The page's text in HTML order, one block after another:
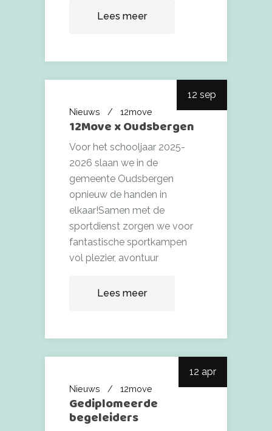
Lees meer
12 sep
Nieuws 12move
12Move x Oudsbergen
Voor het schooljaar 2025-
2026 slaan we in de
gemeente Oudsbergen
opnieuw de handen in
elkaar!Samen met de
sportdienst zorgen we voor
fantastische sportkampen
vol plezier, avontuur
Lees meer
12 apr
Nieuws 12move
Gediplomeerde
begeleiders